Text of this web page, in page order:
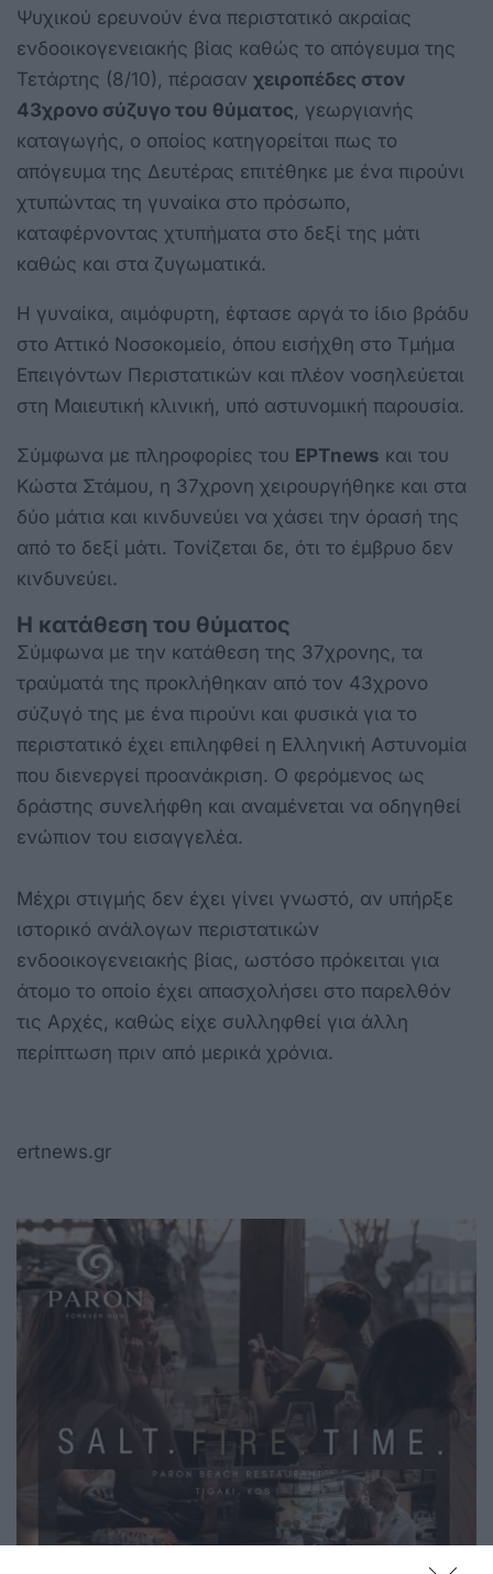
Ψυχικού ερευνούν ένα περιστατικό ακραίας
ενδοοικογενειακής βίας καθώς το απόγευμα της
Τετάρτης (8/10), πέρασαν χειροπέδες στον
43χρονο σύζυγο του θύματος, γεωργιανής
καταγωγής, ο οποίος κατηγορείται πως το
απόγευμα της Δευτέρας επιτέθηκε με ένα πιρούνι
χτυπώντας τη γυναίκα στο πρόσωπο,
καταφέρνοντας χτυπήματα στο δεξί της μάτι
καθώς και στα ζυγωματικά.
Η γυναίκα, αιμόφυρτη, έφτασε αργά το ίδιο βράδυ
στο Αττικό Νοσοκομείο, όπου εισήχθη στο Τμήμα
Επειγόντων Περιστατικών και πλέον νοσηλεύεται
στη Μαιευτική κλινική, υπό αστυνομική παρουσία.
Σύμφωνα με πληροφορίες του ΕΡΤnews και του
Κώστα Στάμου, η 37χρονη χειρουργήθηκε και στα
δύο μάτια και κινδυνεύει να χάσει την όρασή της
από το δεξί μάτι. Τονίζεται δε, ότι το έμβρυο δεν
κινδυνεύει.
Η κατάθεση του θύματος
Σύμφωνα με την κατάθεση της 37χρονης, τα
τραύματά της προκλήθηκαν από τον 43χρονο
σύζυγό της με ένα πιρούνι και φυσικά για το
περιστατικό έχει επιληφθεί η Ελληνική Αστυνομία
που διενεργεί προανάκριση. Ο φερόμενος ως
δράστης συνελήφθη και αναμένεται να οδηγηθεί
ενώπιον του εισαγγελέα.
Μέχρι στιγμής δεν έχει γίνει γνωστό, αν υπήρξε
ιστορικό ανάλογων περιστατικών
ενδοοικογενειακής βίας, ωστόσο πρόκειται για
άτομο το οποίο έχει απασχολήσει στο παρελθόν
τις Αρχές, καθώς είχε συλληφθεί για άλλη
περίπτωση πριν από μερικά χρόνια.
ertnews.gr